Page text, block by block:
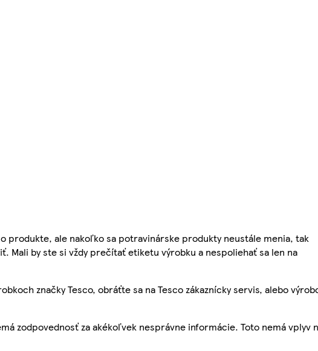
produkte, ale nakoľko sa potravinárske produkty neustále menia, tak
Mali by ste si vždy prečítať etiketu výrobku a nespoliehať sa len na
značky Tesco, obráťte sa na Tesco zákaznícky servis, alebo
zodpovednosť za akékoľvek nesprávne informácie. Toto nemá vplyv